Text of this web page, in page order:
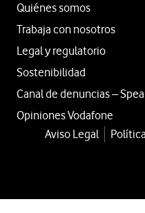
Quiénes somos
Trabaja con nosotros
Legal y regulatorio
Sostenibilidad
Canal de denuncias –
Opiniones Vodafone
Aviso Legal